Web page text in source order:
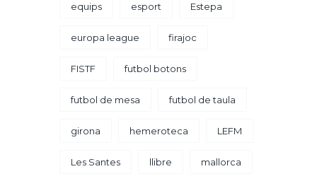
equips esport Estepa
europa league firajoc
FISTF futbol botons
futbol de mesa futbol de taula
girona hemeroteca LEFM
Les Santes llibre mallorca